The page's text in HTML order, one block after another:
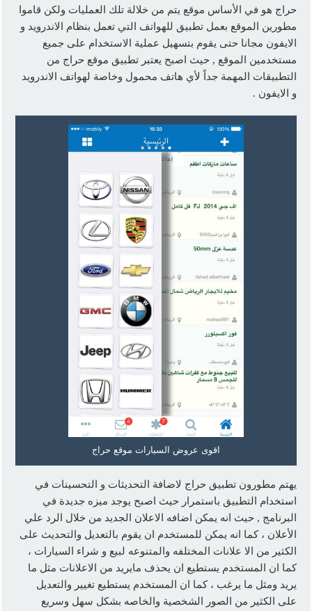
حراج هو في الأساس موقع يتم من خلالة تلك العمليات ولكن قاموا
مطورين الموقع بعمل تطبيق للهواتف التي تعمل بنظام الاندرويد و
الايفون مجانا حتى يقوم بتسهيل عملية الاستخدام على جميع
مستخدمين الموقع , حيث اصبح يعتبر تطبيق موقع حراج من
التطبيقات المهمة جداً لأي هاتف محمول وخاصة لهواتف الاندرويد
و الايفون .
اقوى عروض السيارات موقع حراج
يهتم مطورون تطبيق حراج لاضافة التحديثات و التحسينات في
استخدام التطبيق باستمرار حيث اصبح يوجد ميزه جديدة في
البرنامج , حيث انه يمكن اضافه الاعلان الجديد من خلال الرد علي
الأعلان ، كما انه يمكن للمستخدم ان يقوم بالتعديل والتحديث على
الكثير من الا علانات المختلفه والمتنوعه لبيع و شراء السيارات ،
كما ان المستخدم يستطيع ان يحذف مايريد من الاعلانات مثل ما
يريد ومثل ما يرغب ، كما ان المستخدم يستطيع تغيير والتعديل
على الكثير من الصور الشخصية والخاصه بشكل سهل وسريع